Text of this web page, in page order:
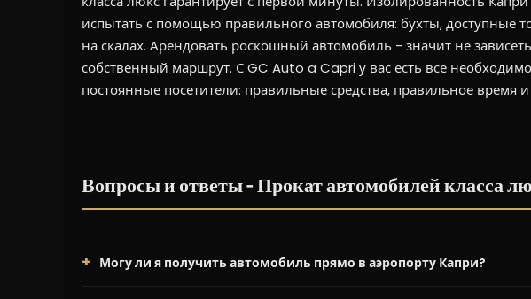
испытать с помощью правильного автомобиля: бухты, доступные
на скалах. Арендовать роскошный автомобиль - значит не
собственный маршрут. С GC Auto a Capri у вас есть все
постоянные посетители: правильные средства, правильное время и
Вопросы и ответы - Прокат автомобилей класса
Могу ли я получить автомобиль прямо в аэропорту Капри?